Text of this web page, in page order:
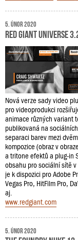
5. únor 2020
Red Giant Universe
Nová verze sady video
pro videoprodukci
animace různých variant
publikovaná na
separaci barev mezi
kompozice (obraz v
a tritone efektů a plug-in
obsahu pro sociální sítě
je k dispozici pro Adobe
Vegas Pro, HitFilm Pro,
aj.
www.redgiant.com
5. únor 2020